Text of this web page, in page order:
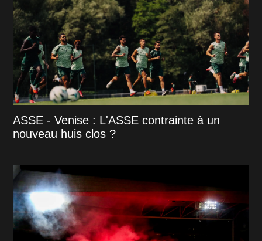
ASSE - Venise : L'ASSE contrainte à un
nouveau huis clos ?